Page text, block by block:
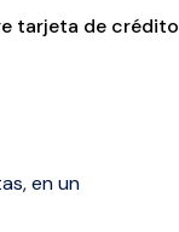
tarjeta de crédito
en un